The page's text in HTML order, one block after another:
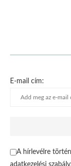
E-mail cím:
A hírlevélre
adatkezelési